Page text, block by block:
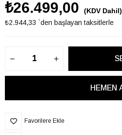
₺26.499,00
(KDV Dahil)
₺2.944,33 `den başlayan taksitlerle
Favorilere Ekle